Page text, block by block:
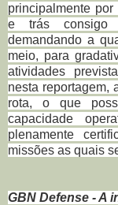
principalmente
e trás consigo
demandando a
meio, para
atividades
nesta reportagem,
rota, o que
capacidade
plenamente
missões as quais
GBN Defense - A